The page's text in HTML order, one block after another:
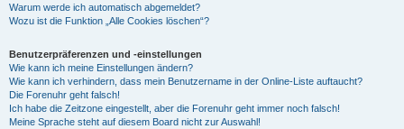
Warum werde ich automatisch abgemeldet?
Wozu ist die Funktion „Alle Cookies löschen“?
Benutzerpräferenzen und -einstellungen
Wie kann ich meine Einstellungen ändern?
Wie kann ich verhindern, dass mein Benutzername in der Online-Liste auftaucht?
Die Forenuhr geht falsch!
Ich habe die Zeitzone eingestellt, aber die Forenuhr geht immer noch falsch!
Meine Sprache steht auf diesem Board nicht zur Auswahl!